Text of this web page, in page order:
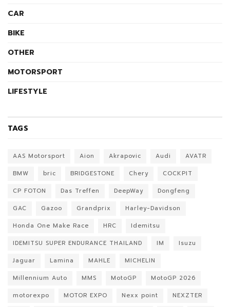
CAR
BIKE
OTHER
MOTORSPORT
LIFESTYLE
TAGS
AAS Motorsport Aion Akrapovic Audi
AVATR
BMW
bric BRIDGESTONE Chery
COCKPIT
CP FOTON
Das Treffen DeepWay
Dongfeng
GAC
Gazoo Grandprix
Harley-Davidson
Honda One Make Race
HRC
Idemitsu
IDEMITSU SUPER ENDURANCE THAILAND
IM
Isuzu
Jaguar
Lamina MAHLE
MICHELIN
Millennium Auto
MMS MotoGP
MotoGP 2026
motorexpo
MOTOR EXPO Nexx point
NEXZTER